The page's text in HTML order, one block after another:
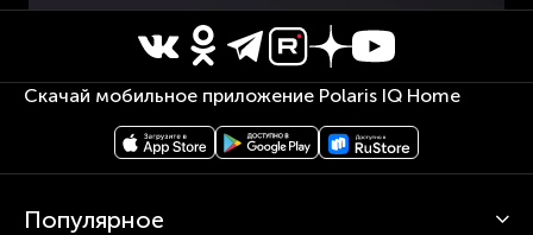
Скачай мобильное приложение Polaris IQ Home
Популярное